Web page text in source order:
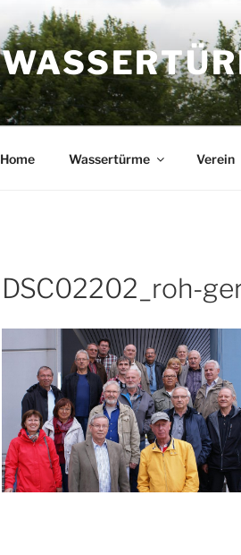
Home Wassertürme Verein
DSC02202_roh-